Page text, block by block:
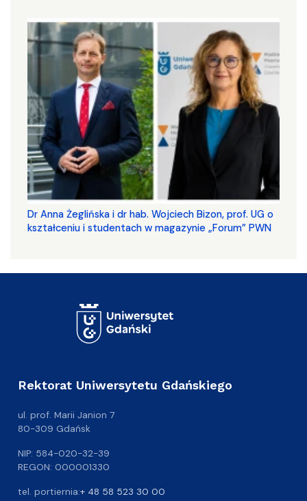
​​​​​​​Dr Anna Żeglińska i dr hab. Wojciech Bizon, prof. UG o
kształceniu i studentach w magazynie „Forum” PWN
Rektorat Uniwersytetu Gdańskiego
ul. prof. Marii Janion 7
80-309 Gdańsk
NIP: 584-020-32-39
REGON: 000001330
tel. portiernia:+ 48 58 523 30 00